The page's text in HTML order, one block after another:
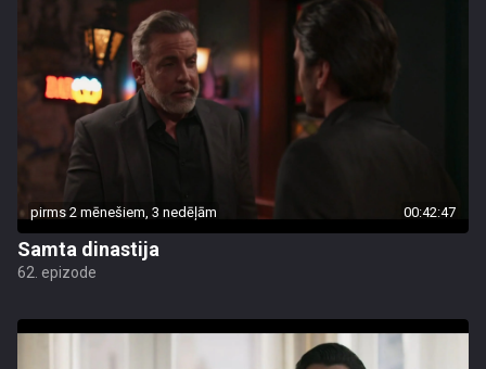
pirms 2 mēnešiem, 3 nedēļām 00:42:47
Samta dinastija
62. epizode